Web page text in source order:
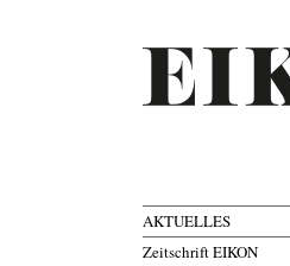
AKTUELLES
Zeitschrift EIKON